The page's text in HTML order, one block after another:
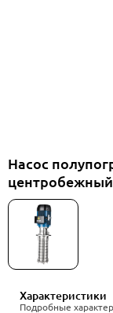
Насос
центробежный
Характеристики
Подробные